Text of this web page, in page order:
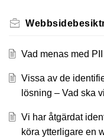
Vad menas med
Vissa av de
lösning – Vad ska
Vi har åtgärdat
köra ytterligare en